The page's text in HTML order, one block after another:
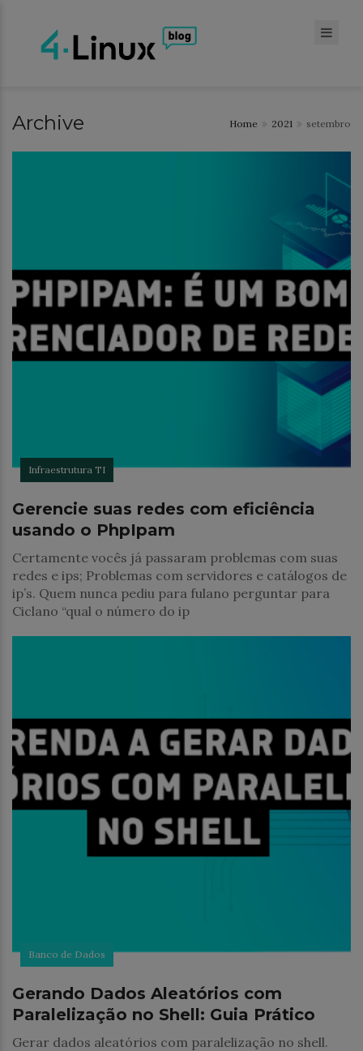
Archive Home 2021 setembro
Infraestrutura TI
Gerencie suas redes com eficiência
usando o PhpIpam
Certamente vocês já passaram problemas com suas
redes e ips; Problemas com servidores e catálogos de
ip’s. Quem nunca pediu para fulano perguntar para
Ciclano “qual o número do ip
Banco de Dados
Gerando Dados Aleatórios com
Paralelização no Shell: Guia Prático
Gerar dados aleatórios com paralelização no shell.